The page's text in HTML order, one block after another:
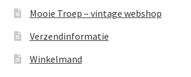
Mooie Troep – vintage webshop
Verzendinformatie
Winkelmand